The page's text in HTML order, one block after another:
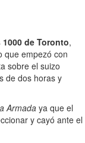
1000 de Toronto,
que empezó con
sobre el suizo
de dos horas y
Armada ya que el
y cayó ante el